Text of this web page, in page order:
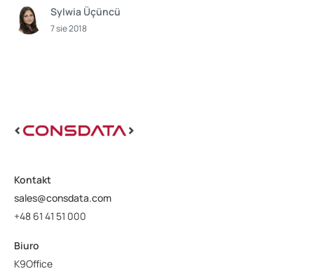
Sylwia Üçüncü
7 sie 2018
Kontakt
sales@consdata.com
+48 61 41 51 000
Biuro
K9Office